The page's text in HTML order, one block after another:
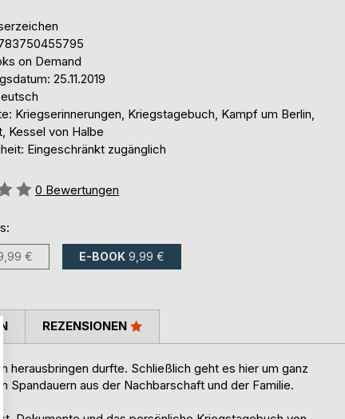
on Demand
25.11.2019
Kriegserinnerungen, Kriegstagebuch, Kampf um Berlin,
Kessel von Halbe
Eingeschränkt zugänglich
0 Bewertungen
€ E-BOOK 9,99 €
durfte. Schließlich geht es hier um ganz
Spandauern aus der Nachbarschaft und der Familie.
REZENSIONEN